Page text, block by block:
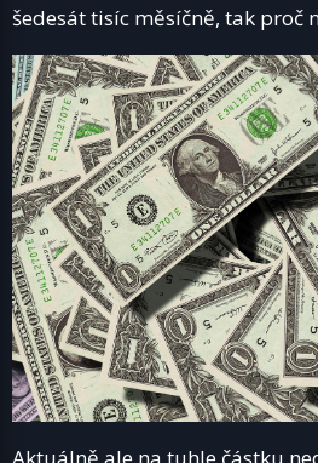
šedesát tisíc měsíčně, tak proč